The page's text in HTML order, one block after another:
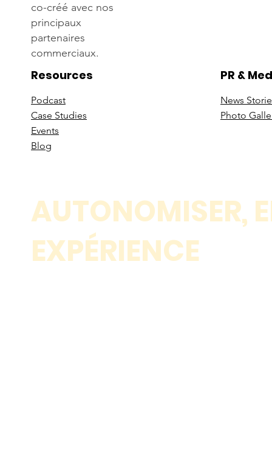
co-créé avec nos
principaux
partenaires
commerciaux.
Resources
Podcast
Case Studies
Events
Blog
PR &
News Stori
Photo
AUTONOMISER,
EXPÉRIENCE